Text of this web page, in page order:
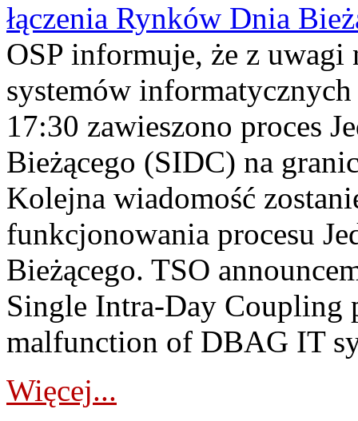
łączenia Rynków Dnia
OSP informuje, że z uwagi
systemów
17:30 zawieszono proces
Bieżącego (SIDC) na
Kolejna wiadomość
funkcjonowania procesu
Bieżącego. TSO
Single Intra-Day Coupling
malfunction of DBAG IT
Więcej...